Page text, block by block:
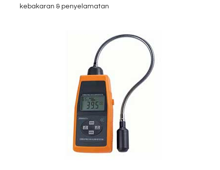
kebakaran & penyelamatan